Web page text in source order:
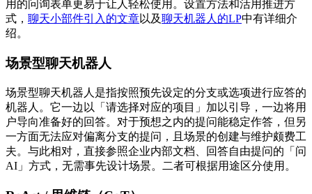
用的问询表单更易于让人轻松使用。设置方法和活用推进方
式， 聊天小部件引入的文章以及聊天机器人的LP中有详细介
绍。
场景型聊天机器人
场景型聊天机器人是指按照预先设定的分支或选项进行应答的
机器人。它一边以「请选择对应的项目」加以引导，一边将用
户导向准备好的回答。对于预想之内的提问能稳定作答，但另
一方面无法应对偏离分支的提问，且场景的创建与维护颇费工
夫。与此相对，直接参照企业内部文档、回答自由提问的「问
AI」方式，无需事先设计场景。二者可根据用途区分使用。